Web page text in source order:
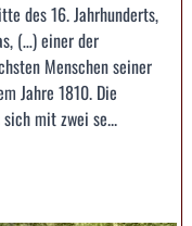
des 16. Jahrhunderts,
(…) einer der
Menschen seiner
Jahre 1810. Die
mit zwei se...